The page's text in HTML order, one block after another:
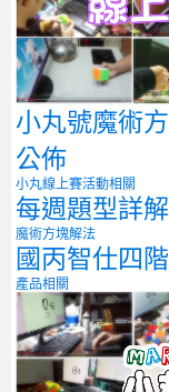
小丸號魔術
公佈
小丸線上賽活動相關
每週題型詳
魔術方塊解法
國丙智仕四階
產品相關